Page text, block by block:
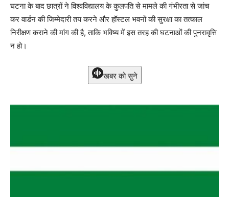
घटना के बाद छात्रों ने विश्वविद्यालय के कुलपति से मामले की गंभीरता से जांच
कर वार्डन की जिम्मेदारी तय करने और हॉस्टल भवनों की सुरक्षा का तत्काल
निरीक्षण कराने की मांग की है, ताकि भविष्य में इस तरह की घटनाओं की पुनरावृत्ति
न हो।
खबर को सुने